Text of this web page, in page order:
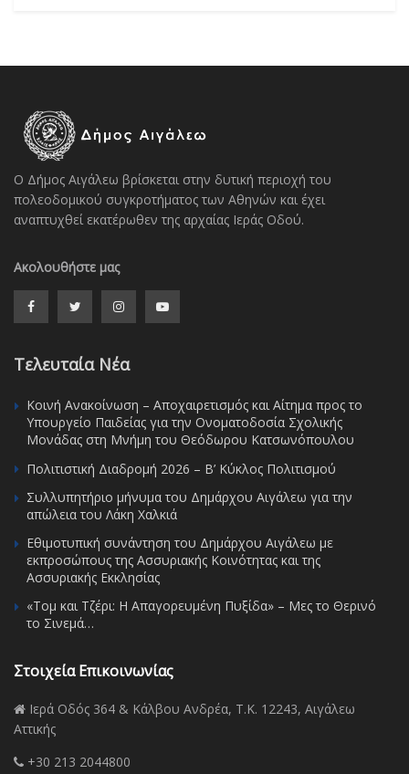
Ο Δήμος Αιγάλεω βρίσκεται στην δυτική περιοχή του
πολεοδομικού συγκροτήματος των Αθηνών και έχει
αναπτυχθεί εκατέρωθεν της αρχαίας Ιεράς Οδού.
Ακολουθήστε μας
Τελευταία Νέα
Κοινή Ανακοίνωση – Αποχαιρετισμός και Αίτημα προς το
Υπουργείο Παιδείας για την Ονοματοδοσία Σχολικής
Μονάδας στη Μνήμη του Θεόδωρου Κατσωνόπουλου
Πολιτιστική Διαδρομή 2026 – Β’ Κύκλος Πολιτισμού
Συλλυπητήριο μήνυμα του Δημάρχου Αιγάλεω για την
απώλεια του Λάκη Χαλκιά
Εθιμοτυπική συνάντηση του Δημάρχου Αιγάλεω με
εκπροσώπους της Ασσυριακής Κοινότητας και της
Ασσυριακής Εκκλησίας
«Τομ και Τζέρι: Η Απαγορευμένη Πυξίδα» – Μες το Θερινό
το Σινεμά…
Στοιχεία Επικοινωνίας
Ιερά Οδός 364 & Κάλβου Ανδρέα, Τ.Κ. 12243, Αιγάλεω
Αττικής
+30 213 2044800